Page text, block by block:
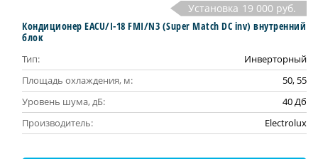
Установка 19 000 руб.
Кондиционер EACU/I-18 FMI/N3 (Super Match DC inv) внутренний
блок
Тип:
Инверторный
Площадь охлаждения, м:
50, 55
Уровень шума, дБ:
40 Дб
Производитель:
Electrolux